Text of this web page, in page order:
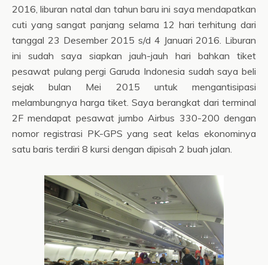
2016, liburan natal dan tahun baru ini saya mendapatkan
cuti yang sangat panjang selama 12 hari terhitung dari
tanggal 23 Desember 2015 s/d 4 Januari 2016. Liburan
ini sudah saya siapkan jauh-jauh hari bahkan tiket
pesawat pulang pergi Garuda Indonesia sudah saya beli
sejak bulan Mei 2015 untuk mengantisipasi
melambungnya harga tiket. Saya berangkat dari terminal
2F mendapat pesawat jumbo Airbus 330-200 dengan
nomor registrasi PK-GPS yang seat kelas ekonominya
satu baris terdiri 8 kursi dengan dipisah 2 buah jalan.